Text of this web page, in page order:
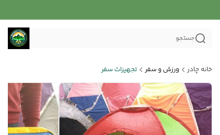
جستجو
خانه چادر ورزش و سفر تجهیزات سفر